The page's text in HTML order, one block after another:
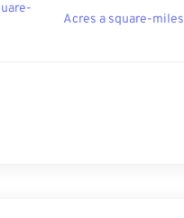
Acres a square-miles